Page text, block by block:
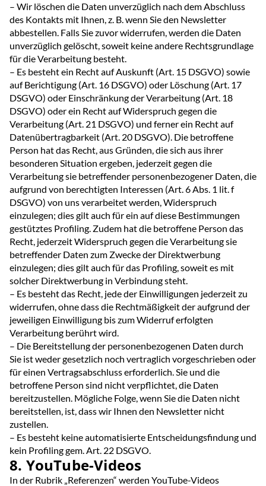
– Wir löschen die Daten unverzüglich nach dem Abschluss
des Kontakts mit Ihnen, z. B. wenn Sie den Newsletter
abbestellen. Falls Sie zuvor widerrufen, werden die Daten
unverzüglich gelöscht, soweit keine andere Rechtsgrundlage
für die Verarbeitung besteht.
– Es besteht ein Recht auf Auskunft (Art. 15 DSGVO) sowie
auf Berichtigung (Art. 16 DSGVO) oder Löschung (Art. 17
DSGVO) oder Einschränkung der Verarbeitung (Art. 18
DSGVO) oder ein Recht auf Widerspruch gegen die
Verarbeitung (Art. 21 DSGVO) und ferner ein Recht auf
Datenübertragbarkeit (Art. 20 DSGVO). Die betroffene
Person hat das Recht, aus Gründen, die sich aus ihrer
besonderen Situation ergeben, jederzeit gegen die
Verarbeitung sie betreffender personenbezogener Daten, die
aufgrund von berechtigten Interessen (Art. 6 Abs. 1 lit. f
DSGVO) von uns verarbeitet werden, Widerspruch
einzulegen; dies gilt auch für ein auf diese Bestimmungen
gestütztes Profiling. Zudem hat die betroffene Person das
Recht, jederzeit Widerspruch gegen die Verarbeitung sie
betreffender Daten zum Zwecke der Direktwerbung
einzulegen; dies gilt auch für das Profiling, soweit es mit
solcher Direktwerbung in Verbindung steht.
– Es besteht das Recht, jede der Einwilligungen jederzeit zu
widerrufen, ohne dass die Rechtmäßigkeit der aufgrund der
jeweiligen Einwilligung bis zum Widerruf erfolgten
Verarbeitung berührt wird.
– Die Bereitstellung der personenbezogenen Daten durch
Sie ist weder gesetzlich noch vertraglich vorgeschrieben oder
für einen Vertragsabschluss erforderlich. Sie und die
betroffene Person sind nicht verpflichtet, die Daten
bereitzustellen. Mögliche Folge, wenn Sie die Daten nicht
bereitstellen, ist, dass wir Ihnen den Newsletter nicht
zustellen.
– Es besteht keine automatisierte Entscheidungsfindung und
kein Profiling gem. Art. 22 DSGVO.
8. YouTube-Videos
In der Rubrik „Referenzen“ werden YouTube-Videos